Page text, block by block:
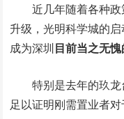
近几年随着各种
升级，光明科学城的
成为深圳目前当之无愧
特别是去年的玖
足以证明刚需置业者对